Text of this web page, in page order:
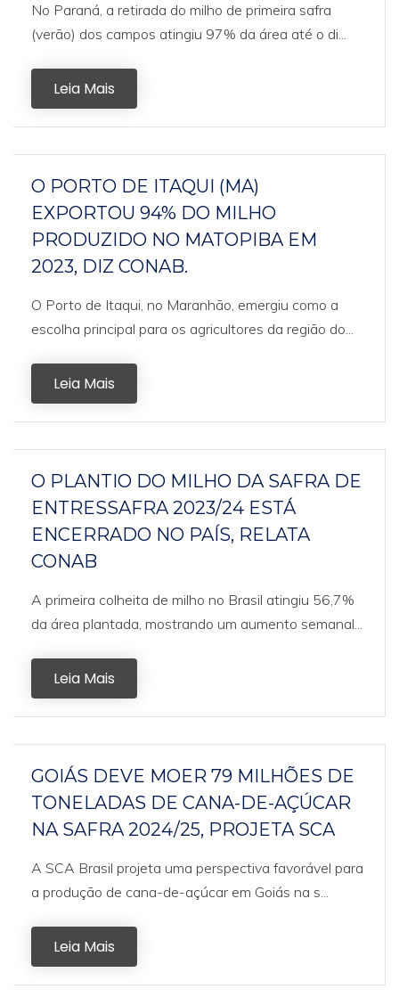
No Paraná, a retirada do milho de primeira safra
(verão) dos campos atingiu 97% da área até o di...
Leia Mais
O PORTO DE ITAQUI (MA)
EXPORTOU 94% DO MILHO
PRODUZIDO NO MATOPIBA EM
2023, DIZ CONAB.
O Porto de Itaqui, no Maranhão, emergiu como a
escolha principal para os agricultores da região do...
Leia Mais
O PLANTIO DO MILHO DA SAFRA DE
ENTRESSAFRA 2023/24 ESTÁ
ENCERRADO NO PAÍS, RELATA
CONAB
A primeira colheita de milho no Brasil atingiu 56,7%
da área plantada, mostrando um aumento semanal...
Leia Mais
GOIÁS DEVE MOER 79 MILHÕES DE
TONELADAS DE CANA-DE-AÇÚCAR
NA SAFRA 2024/25, PROJETA SCA
A SCA Brasil projeta uma perspectiva favorável para
a produção de cana-de-açúcar em Goiás na s...
Leia Mais